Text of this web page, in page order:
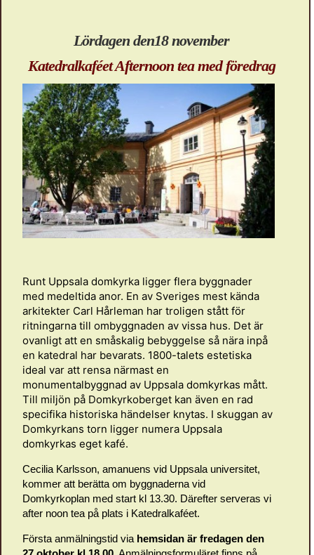
Lördagen den18 november
Katedralkaféet Afternoon tea med föredrag
Runt Uppsala domkyrka ligger flera byggnader
med medeltida anor. En av Sveriges mest kända
arkitekter Carl Hårleman har troligen stått för
ritningarna till ombyggnaden av vissa hus. Det är
ovanligt att en småskalig bebyggelse så nära inpå
en katedral har bevarats. 1800-talets estetiska
ideal var att rensa närmast en
monumentalbyggnad av Uppsala domkyrkas mått.
Till miljön på Domkyrkoberget kan även en rad
specifika historiska händelser knytas. I skuggan av
Domkyrkans torn ligger numera Uppsala
domkyrkas eget kafé.
Cecilia Karlsson, amanuens vid Uppsala universitet,
kommer att berätta om byggnaderna vid
Domkyrkoplan med start kl 13.30. Därefter serveras vi
after noon tea på plats i Katedralkaféet.
Första anmälningstid via hemsidan är fredagen den